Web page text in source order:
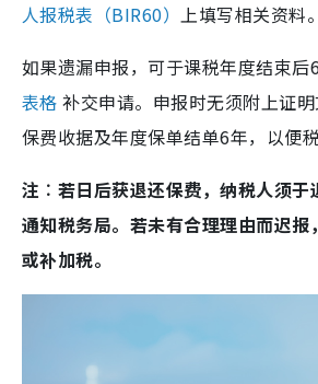
人报税表（BIR60）上填写相关资料。
如果遗漏申报，可于课税年度结束后
表格 补交申请。申报时无须附上证
保费收据及年度保单结单6年，以便税
注︰若日后获退还保费，纳税人须于
通知税务局。若未有合理理由而迟报
或补加税。